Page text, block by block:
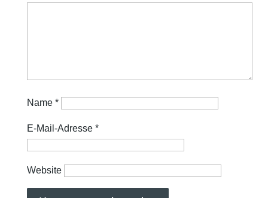
Name *
E-Mail-Adresse *
Website